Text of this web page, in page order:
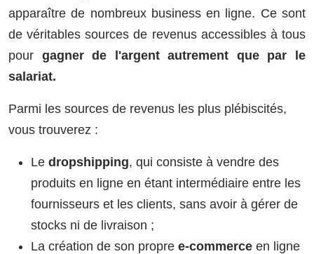
apparaître de nombreux business en ligne. Ce sont
de véritables sources de revenus accessibles à tous
pour gagner de l'argent autrement que par le
salariat.
Parmi les sources de revenus les plus plébiscités,
vous trouverez :
Le dropshipping, qui consiste à vendre des
produits en ligne en étant intermédiaire entre les
fournisseurs et les clients, sans avoir à gérer de
stocks ni de livraison ;
La création de son propre e-commerce en ligne